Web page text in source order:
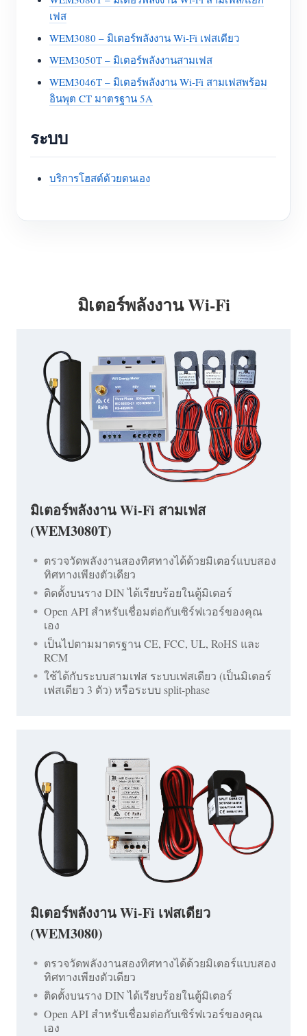
เฟส
WEM3080 – มิเตอร์พลังงาน Wi-Fi เฟสเดียว
WEM3050T – มิเตอร์พลังงานสามเฟส
WEM3046T – มิเตอร์พลังงาน Wi-Fi สามเฟสพร้อม
อินพุต CT มาตรฐาน 5A
ระบบ
บริการโฮสต์ด้วยตนเอง
มิเตอร์พลังงาน Wi-Fi
มิเตอร์พลังงาน Wi-Fi สามเฟส
(WEM3080T)
ตรวจวัดพลังงานสองทิศทางได้ด้วยมิเตอร์แบบสอง
ทิศทางเพียงตัวเดียว
ติดตั้งบนราง DIN ได้เรียบร้อยในตู้มิเตอร์
Open API สำหรับเชื่อมต่อกับเซิร์ฟเวอร์ของคุณ
เอง
เป็นไปตามมาตรฐาน CE, FCC, UL, RoHS และ
RCM
ใช้ได้กับระบบสามเฟส ระบบเฟสเดียว (เป็นมิเตอร์
เฟสเดียว 3 ตัว) หรือระบบ split-phase
มิเตอร์พลังงาน Wi-Fi เฟสเดียว
(WEM3080)
ตรวจวัดพลังงานสองทิศทางได้ด้วยมิเตอร์แบบสอง
ทิศทางเพียงตัวเดียว
ติดตั้งบนราง DIN ได้เรียบร้อยในตู้มิเตอร์
Open API สำหรับเชื่อมต่อกับเซิร์ฟเวอร์ของคุณ
เอง